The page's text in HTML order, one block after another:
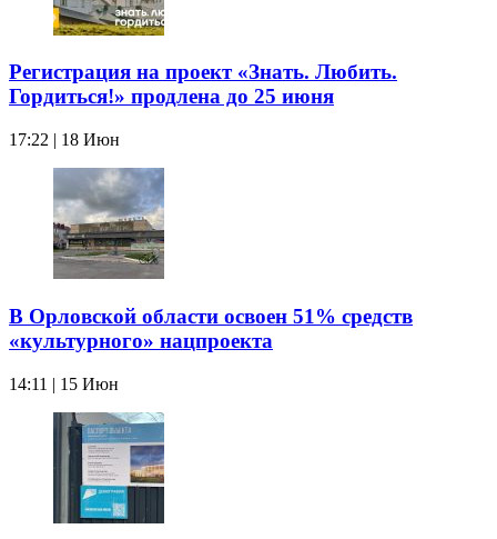
Регистрация на проект «Знать. Любить.
Гордиться!» продлена до 25 июня
17:22 | 18 Июн
В Орловской области освоен 51% средств
«культурного» нацпроекта
14:11 | 15 Июн